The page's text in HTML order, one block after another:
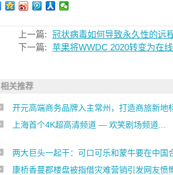
上一篇: 冠状病毒如何导致永久性的远
下一篇: 苹果将​​WWDC 2020转变为在
相关推荐
开元高端商务品牌入主常州，打造商旅新地
上海首个4K超高清频道 — 欢笑剧场频道...
两大巨头一起干：可口可乐和蒙牛要在中国
康桥香蔓郡楼盘被指借灾难营销引发网友愤